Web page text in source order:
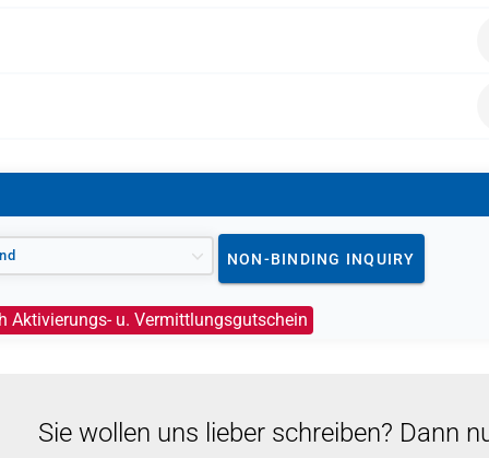
(AVGS) verfügen, kann die Agentur für Arbeit
NON-BINDING INQUIRY
Aktivierungs- u. Vermittlungsgutschein
Sie wollen uns lieber schreiben? Dann